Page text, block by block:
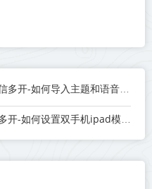
多开-如何导入主题和语音包
-如何设置双手机ipad模式登录